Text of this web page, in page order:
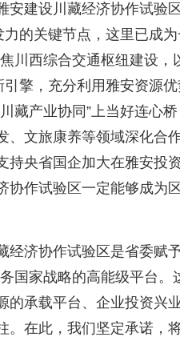
建设川藏经济协作试验
力的关键节点，这里已成
川西综合交通枢纽建设
引擎，充分利用雅安资源
藏产业协同”上当好连心
、文旅康养等领域深化合
持央省国企加大在雅安投
协作试验区一定能够成为
经济协作试验区是省委赋
国家战略的高能级平台
的承载平台、企业投资兴
。在此，我们坚定承诺，